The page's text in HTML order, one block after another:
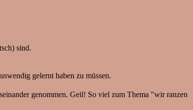
sind.
gelernt haben zu müssen.
genommen. Geil! So viel zum Thema "wir ranzen